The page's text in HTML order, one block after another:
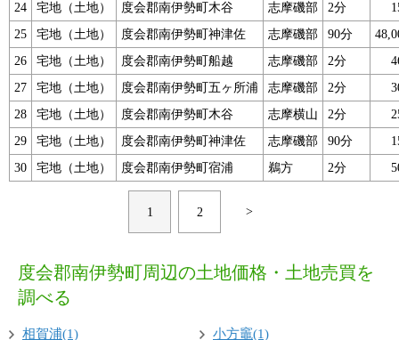
24
宅地（土地） 度会郡南伊勢町木谷 志摩磯部 2分
25
宅地（土地） 度会郡南伊勢町神津佐 志摩磯部 90分
26
宅地（土地） 度会郡南伊勢町船越 志摩磯部 2分
27
宅地（土地） 度会郡南伊勢町五ヶ所浦 志摩磯部 2分
28
宅地（土地） 度会郡南伊勢町木谷 志摩横山 2分
29
宅地（土地） 度会郡南伊勢町神津佐 志摩磯部 90分
30
宅地（土地） 度会郡南伊勢町宿浦 鵜方 2分
1 2 >
度会郡南伊勢町周辺の土地価格・土地売買を
調べる
相賀浦(1) 小方竈(1)